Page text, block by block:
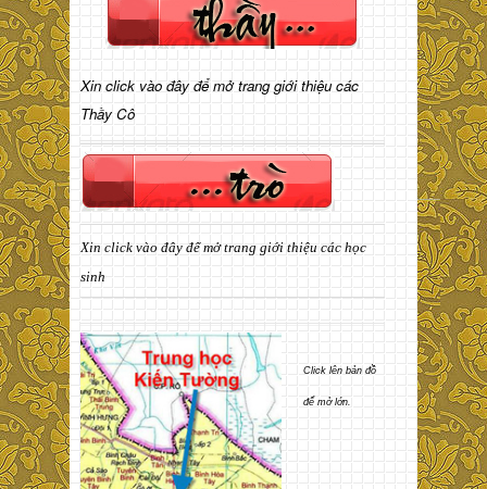
Xin click vào đây để mở trang giới thiệu các
Thầy Cô
Xin click vào đây để mở trang giới thiệu các học
sinh
Click lên bản đồ
để mở lớn.